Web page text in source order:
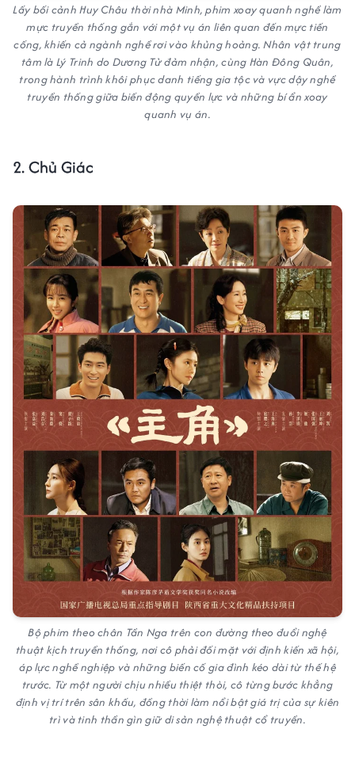
Lấy bối cảnh Huy Châu thời nhà Minh, phim xoay quanh nghề làm
mực truyền thống gắn với một vụ án liên quan đến mực tiến
cống, khiến cả ngành nghề rơi vào khủng hoảng. Nhân vật trung
tâm là Lý Trinh do Dương Tử đảm nhận, cùng Hàn Đông Quân,
trong hành trình khôi phục danh tiếng gia tộc và vực dậy nghề
truyền thống giữa biến động quyền lực và những bí ẩn xoay
quanh vụ án.
2. Chủ Giác
Bộ phim theo chân Tần Nga trên con đường theo đuổi nghệ
thuật kịch truyền thống, nơi cô phải đối mặt với định kiến xã hội,
áp lực nghề nghiệp và những biến cố gia đình kéo dài từ thế hệ
trước. Từ một người chịu nhiều thiệt thòi, cô từng bước khẳng
định vị trí trên sân khấu, đồng thời làm nổi bật giá trị của sự kiên
trì và tinh thần gìn giữ di sản nghệ thuật cổ truyền.